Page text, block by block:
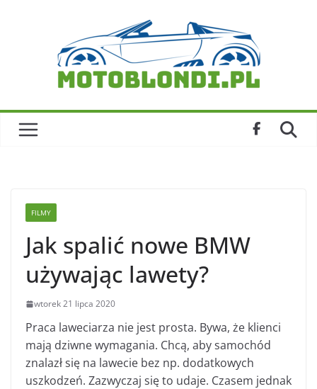
FILMY
Jak spalić nowe BMW
używając lawety?
wtorek 21 lipca 2020
Praca laweciarza nie jest prosta. Bywa, że klienci
mają dziwne wymagania. Chcą, aby samochód
znalazł się na lawecie bez np. dodatkowych
uszkodzeń. Zazwyczaj się to udaje. Czasem jednak